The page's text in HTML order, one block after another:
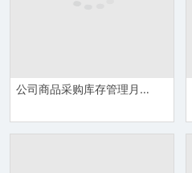
公司商品采购库存管理月报表Excel模板